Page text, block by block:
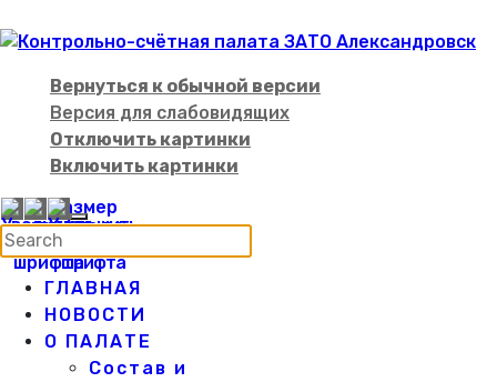
Вернуться к обычной версии
Версия для слабовидящих
Отключить картинки
Включить картинки
ГЛАВНАЯ
НОВОСТИ
О ПАЛАТЕ
Состав и